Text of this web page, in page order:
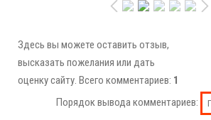
Здесь вы можете оставить отзыв,
высказать пожелания или дать
оценку сайту. Всего комментариев: 1
Порядок вывода комментариев: